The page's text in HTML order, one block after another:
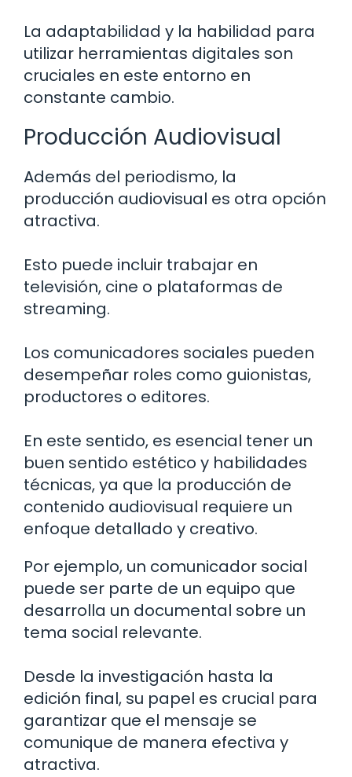
La adaptabilidad y la habilidad para
utilizar herramientas digitales son
cruciales en este entorno en
constante cambio.
Producción Audiovisual
Además del periodismo, la
producción audiovisual es otra opción
atractiva.
Esto puede incluir trabajar en
televisión, cine o plataformas de
streaming.
Los comunicadores sociales pueden
desempeñar roles como guionistas,
productores o editores.
En este sentido, es esencial tener un
buen sentido estético y habilidades
técnicas, ya que la producción de
contenido audiovisual requiere un
enfoque detallado y creativo.
Por ejemplo, un comunicador social
puede ser parte de un equipo que
desarrolla un documental sobre un
tema social relevante.
Desde la investigación hasta la
edición final, su papel es crucial para
garantizar que el mensaje se
comunique de manera efectiva y
atractiva.